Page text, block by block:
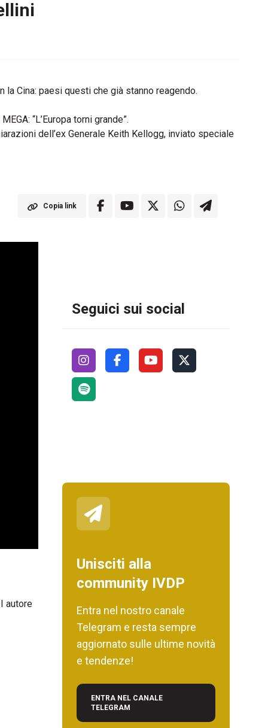
la Cina: paesi questi che già stanno reagendo.
“L’Europa torni grande”.
dell’ex Generale Keith Kellogg, inviato speciale
Copia link
autore
Seguici sui social
Unisciti alla
community IVDP
Entra nel nostro canale
Telegram e resta sempre
aggiornato sulle ultime novità
e tendenze!
ENTRA NEL CANALE
TELEGRAM